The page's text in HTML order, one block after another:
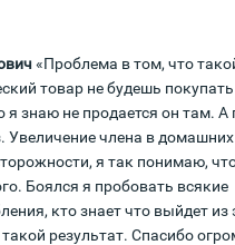
«Проблема в том, что
товар не будешь покупать
я знаю не продается он там. А
Увеличение члена в домашних
я так понимаю,
Боялся я пробовать всякие
кто знает что выйдет из
результат. Спасибо